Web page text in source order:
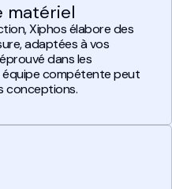
matériel
Xiphos élabore des
adaptées à vos
dans les
compétente peut
conceptions.